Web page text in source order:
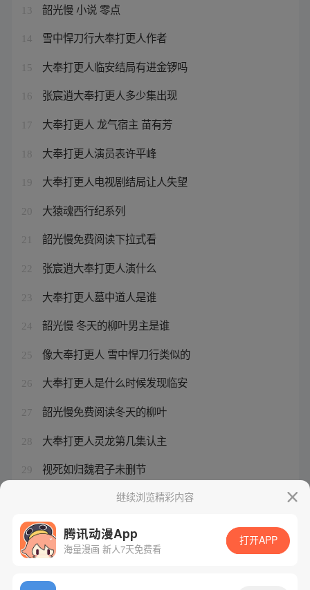
13 韶光慢 小说 零点
14 雪中悍刀行大奉打更人作者
15 大奉打更人临安结局有进金锣吗
16 张宸逍大奉打更人多少集出现
17 大奉打更人 龙气宿主 苗有芳
18 大奉打更人演员表许平峰
19 大奉打更人电视剧结局让人失望
20 大猿魂西行纪系列
21 韶光慢免费阅读下拉式看
22 张宸逍大奉打更人演什么
23 大奉打更人墓中道人是谁
24 韶光慢 冬天的柳叶男主是谁
25 像大奉打更人 雪中悍刀行类似的
26 大奉打更人是什么时候发现临安
27 韶光慢免费阅读冬天的柳叶
28 大奉打更人灵龙第几集认主
29 视死如归魏君子未删节
韶光慢全文小说免费阅读继续浏览精彩内容
腾讯动漫App
海量漫画 新人7天免费看
打开APP